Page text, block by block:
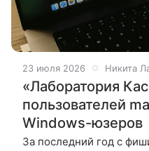
23 июля 2026 Никита
«Лаборатория
пользователей
Windows-юзеров
За последний год с